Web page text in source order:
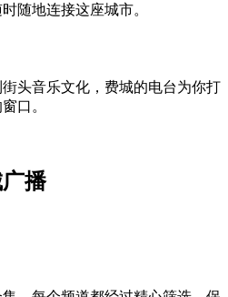
随地连接这座城市。
头音乐文化，费城的电台为你打
口。
播